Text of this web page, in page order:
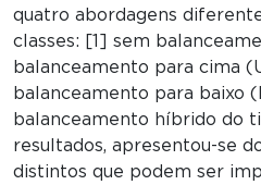
quatro abordagens
classes: [1] sem
balanceamento para cima
balanceamento para baixo
balanceamento híbrido do
resultados, apresentou-se
distintos que podem ser